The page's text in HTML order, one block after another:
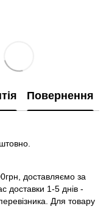
Повернення
доставляємо за
доставки 1-5 днів -
Для товару